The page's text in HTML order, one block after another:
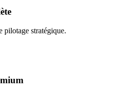
pilotage stratégique.